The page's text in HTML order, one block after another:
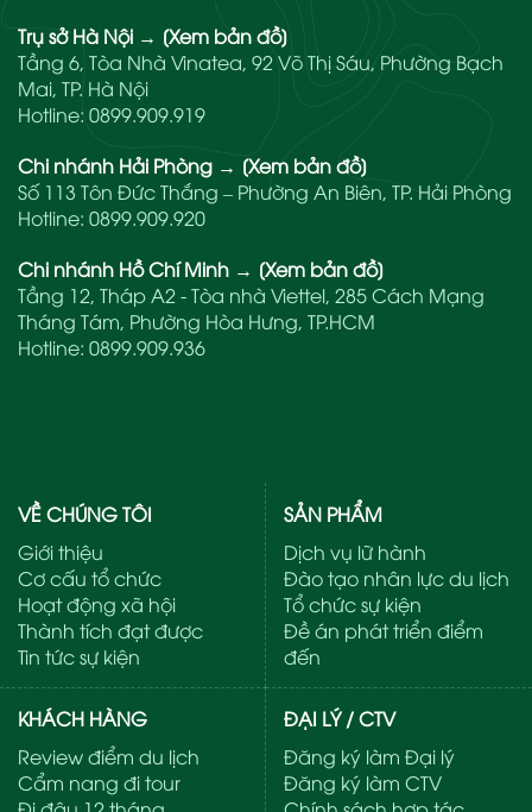
Trụ sở Hà Nội → [Xem bản đồ]
Tầng 6, Tòa Nhà Vinatea, 92 Võ Thị Sáu, Phường Bạch
Mai, TP. Hà Nội
Hotline: 0899.909.919
Chi nhánh Hải Phòng → [Xem bản đồ]
Số 113 Tôn Đức Thắng – Phường An Biên, TP. Hải Phòng
Hotline: 0899.909.920
Chi nhánh Hồ Chí Minh → [Xem bản đồ]
Tầng 12, Tháp A2 - Tòa nhà Viettel, 285 Cách Mạng
Tháng Tám, Phường Hòa Hưng, TP.HCM
Hotline: 0899.909.936
VỀ CHÚNG TÔI
Giới thiệu
Cơ cấu tổ chức
Hoạt động xã hội
Thành tích đạt được
Tin tức sự kiện
SẢN PHẨM
Dịch vụ lữ hành
Đào tạo nhân lực du lịch
Tổ chức sự kiện
Đề án phát triển điểm
đến
KHÁCH HÀNG
Review điểm du lịch
Cẩm nang đi tour
ĐẠI LÝ / CTV
Đăng ký làm Đại lý
Đăng ký làm CTV